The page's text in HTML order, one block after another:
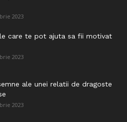
2023
care te pot ajuta sa fii motivat
2023
ale unei relatii de dragoste
2023